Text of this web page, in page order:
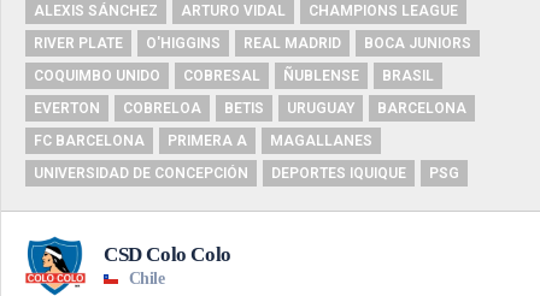
ALEXIS SÁNCHEZ
ARTURO VIDAL
CHAMPIONS LEAGUE
RIVER PLATE
O'HIGGINS REAL MADRID
BOCA JUNIORS
COQUIMBO UNIDO
COBRESAL ÑUBLENSE
BRASIL
EVERTON
COBRELOA BETIS URUGUAY
BARCELONA
FC BARCELONA
PRIMERA A
MAGALLANES
UNIVERSIDAD DE CONCEPCIÓN
DEPORTES IQUIQUE PSG